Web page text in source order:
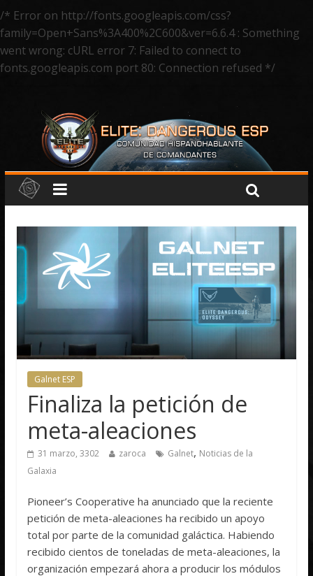
/* Error on http://fonts.googleapis.com/css?
family=Open+Sans%3A400%2C600&ver=6.6.4 : Something
went wrong: cURL error 7: Failed to connect to
fonts.googleapis.com port 80: Connection refused */
Galnet ESP
Finaliza la petición de
meta-aleaciones
31 marzo, 3302 zaroca Galnet, Noticias de la
Galaxia
Pioneer’s Cooperative ha anunciado que la reciente
petición de meta-aleaciones ha recibido un apoyo
total por parte de la comunidad galáctica. Habiendo
recibido cientos de toneladas de meta-aleaciones, la
organización empezará ahora a producir los módulos